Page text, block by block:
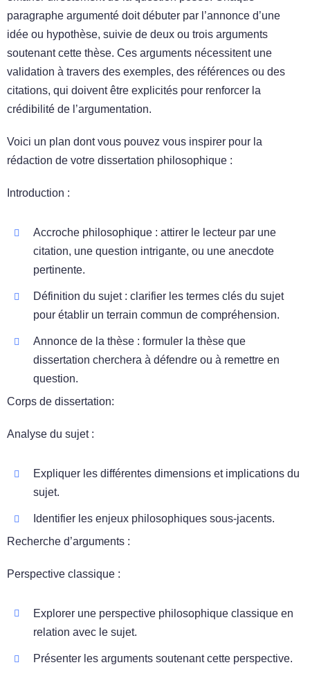
paragraphe argumenté doit débuter par l’annonce d’une
idée ou hypothèse, suivie de deux ou trois arguments
soutenant cette thèse. Ces arguments nécessitent une
validation à travers des exemples, des références ou des
citations, qui doivent être explicités pour renforcer la
crédibilité de l’argumentation.
Voici un plan dont vous pouvez vous inspirer pour la
rédaction de votre dissertation philosophique :
Introduction :
Accroche philosophique : attirer le lecteur par une
citation, une question intrigante, ou une anecdote
pertinente.
Définition du sujet : clarifier les termes clés du sujet
pour établir un terrain commun de compréhension.
Annonce de la thèse : formuler la thèse que
dissertation cherchera à défendre ou à remettre en
question.
Corps de dissertation:
Analyse du sujet :
Expliquer les différentes dimensions et implications du
sujet.
Identifier les enjeux philosophiques sous-jacents.
Recherche d’arguments :
Perspective classique :
Explorer une perspective philosophique classique en
relation avec le sujet.
Présenter les arguments soutenant cette perspective.